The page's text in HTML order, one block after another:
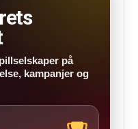
på
kampanjer og